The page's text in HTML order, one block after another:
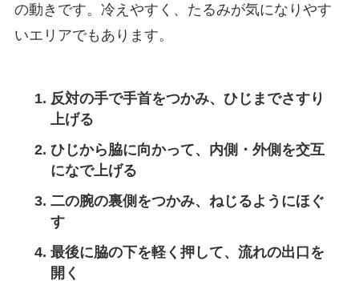
の動きです。冷えやすく、たるみが気になりやす
いエリアでもあります。
反対の手で手首をつかみ、ひじまでさすり
上げる
ひじから脇に向かって、内側・外側を交互
になで上げる
二の腕の裏側をつかみ、ねじるようにほぐ
す
最後に脇の下を軽く押して、流れの出口を
開く